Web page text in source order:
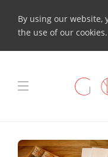
By using our website,
the use of our cookies.